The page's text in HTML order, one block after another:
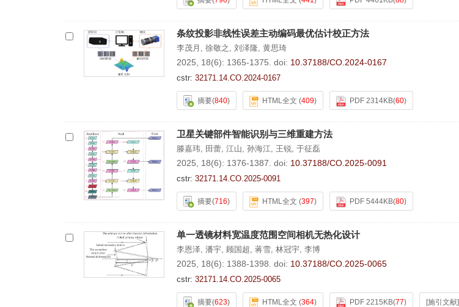
条纹投影非线性误差主动编码最优估计校正方法
李茂月 徐敬之 刘泽隆 黄思琦
2025, 18(6): 1365-1375. doi: 10.37188/CO.2024-0167
cstr: 32171.14.CO.2024-0167
摘要(840) HTML全文 (409) PDF 2314KB(60)
卫星关键部件智能识别与三维重建方法
滕嘉玮 田蕾 江山 孙海江 王锐 于征磊
2025, 18(6): 1376-1387. doi: 10.37188/CO.2025-0091
cstr: 32171.14.CO.2025-0091
摘要(716) HTML全文 (397) PDF 5444KB(80)
单一透镜材料宽温度范围空间相机无热化设计
李恩泽 潘宇 顾国超 蒋雪 林冠宇 李博
2025, 18(6): 1388-1398. doi: 10.37188/CO.2025-0065
cstr: 32171.14.CO.2025-0065
摘要(623) HTML全文 (364) PDF 2215KB(77) [施引文献]